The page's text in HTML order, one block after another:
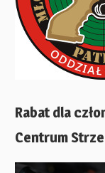
Rabat dla
Centrum